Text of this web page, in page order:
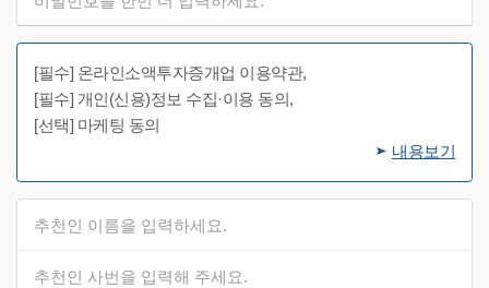
[필수] 온라인소액투자증개업 이용약관,
[필수] 개인(신용)정보 수집·이용 동의,
[선택] 마케팅 동의
내용보기